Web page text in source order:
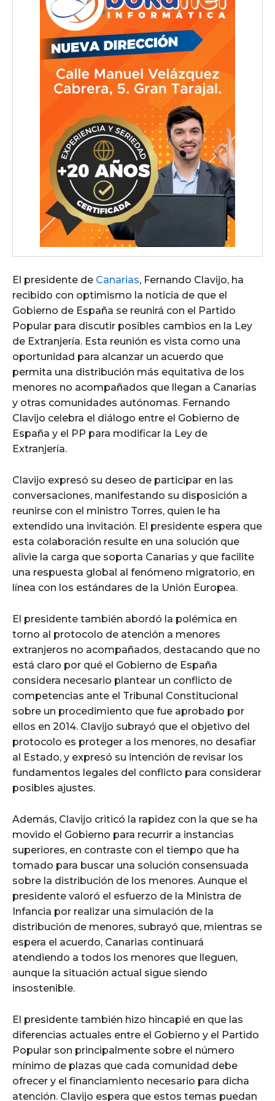
El presidente de Canarias, Fernando Clavijo, ha
recibido con optimismo la noticia de que el
Gobierno de España se reunirá con el Partido
Popular para discutir posibles cambios en la Ley
de Extranjería. Esta reunión es vista como una
oportunidad para alcanzar un acuerdo que
permita una distribución más equitativa de los
menores no acompañados que llegan a Canarias
y otras comunidades autónomas. Fernando
Clavijo celebra el diálogo entre el Gobierno de
España y el PP para modificar la Ley de
Extranjería.
Clavijo expresó su deseo de participar en las
conversaciones, manifestando su disposición a
reunirse con el ministro Torres, quien le ha
extendido una invitación. El presidente espera que
esta colaboración resulte en una solución que
alivie la carga que soporta Canarias y que facilite
una respuesta global al fenómeno migratorio, en
línea con los estándares de la Unión Europea.
El presidente también abordó la polémica en
torno al protocolo de atención a menores
extranjeros no acompañados, destacando que no
está claro por qué el Gobierno de España
considera necesario plantear un conflicto de
competencias ante el Tribunal Constitucional
sobre un procedimiento que fue aprobado por
ellos en 2014. Clavijo subrayó que el objetivo del
protocolo es proteger a los menores, no desafiar
al Estado, y expresó su intención de revisar los
fundamentos legales del conflicto para considerar
posibles ajustes.
Además, Clavijo criticó la rapidez con la que se ha
movido el Gobierno para recurrir a instancias
superiores, en contraste con el tiempo que ha
tomado para buscar una solución consensuada
sobre la distribución de los menores. Aunque el
presidente valoró el esfuerzo de la Ministra de
Infancia por realizar una simulación de la
distribución de menores, subrayó que, mientras se
espera el acuerdo, Canarias continuará
atendiendo a todos los menores que lleguen,
aunque la situación actual sigue siendo
insostenible.
El presidente también hizo hincapié en que las
diferencias actuales entre el Gobierno y el Partido
Popular son principalmente sobre el número
mínimo de plazas que cada comunidad debe
ofrecer y el financiamiento necesario para dicha
atención. Clavijo espera que estos temas puedan